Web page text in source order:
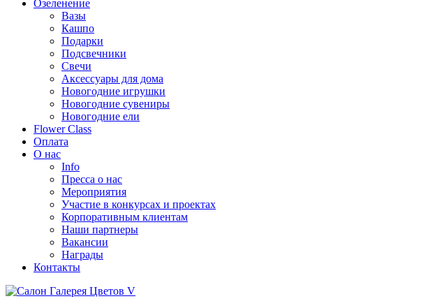
Озеленение
Вазы
Кашпо
Подарки
Подсвечники
Свечи
Аксессуары для дома
Новогодние игрушки
Новогодние сувениры
Новогодние ели
Flower Class
Оплата
О нас
Info
Пресса о нас
Мероприятия
Участие в конкурсах и проектах
Корпоративным клиентам
Наши партнеры
Вакансии
Награды
Контакты